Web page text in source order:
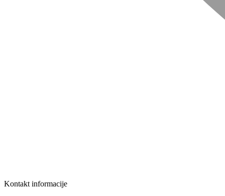
Kontakt informacije